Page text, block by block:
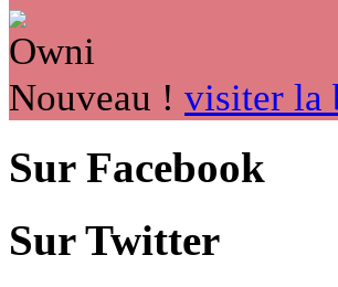
Nouveau ! visiter la
Sur Facebook
Sur Twitter